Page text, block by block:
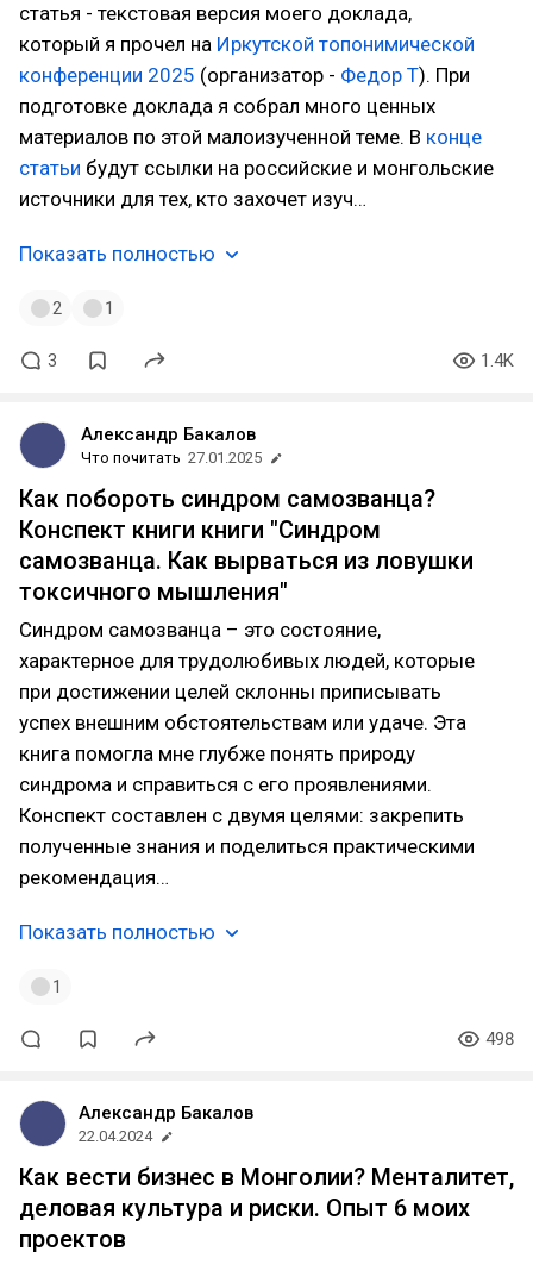
статья - текстовая версия моего доклада,
который я прочел на Иркутской топонимической
конференции 2025 (организатор - Федор Т). При
подготовке доклада я собрал много ценных
материалов по этой малоизученной теме. В конце
статьи будут ссылки на российские и монгольские
источники для тех, кто захочет изуч…
Показать полностью
2 1
3 1.4K
Александр Бакалов
Что почитать 27.01.2025
Как побороть синдром самозванца?
Конспект книги книги "Синдром
самозванца. Как вырваться из ловушки
токсичного мышления"
Синдром самозванца – это состояние,
характерное для трудолюбивых людей, которые
при достижении целей склонны приписывать
успех внешним обстоятельствам или удаче. Эта
книга помогла мне глубже понять природу
синдрома и справиться с его проявлениями.
Конспект составлен с двумя целями: закрепить
полученные знания и поделиться практическими
рекомендация…
Показать полностью
1
498
Александр Бакалов
22.04.2024
Как вести бизнес в Монголии? Менталитет,
деловая культура и риски. Опыт 6 моих
проектов